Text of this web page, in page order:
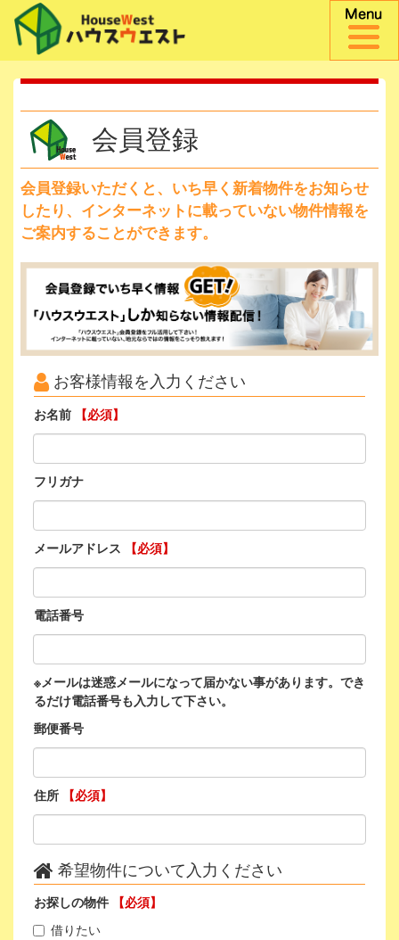
会員登録
会員登録いただくと、いち早く新着物件をお知らせ
したり、 インターネットに載っていない物件情報を
ご案内することができます。
お客様情報を入力ください
お名前 【必須】
フリガナ
メールアドレス 【必須】
電話番号
※メールは迷惑メールになって届かない事があります。でき
るだけ電話番号も入力して下さい。
郵便番号
住所 【必須】
希望物件について入力ください
お探しの物件
【必須】
借りたい